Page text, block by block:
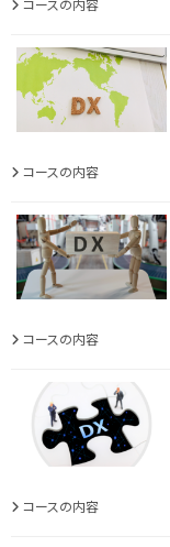
コースの内容
コースの内容
コースの内容
コースの内容